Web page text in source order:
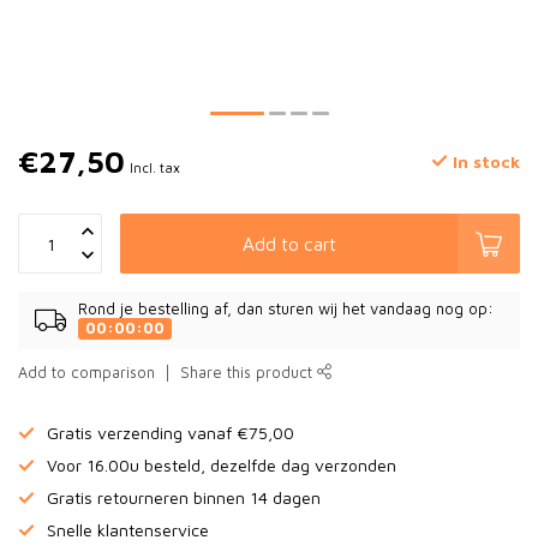
€27,50 Incl. tax In stock
Add to cart
Rond je bestelling af, dan sturen wij het vandaag nog op:
00:00:00
Add to comparison Share this product
Gratis verzending vanaf €75,00
Voor 16.00u besteld, dezelfde dag verzonden
Gratis retourneren binnen 14 dagen
Snelle klantenservice